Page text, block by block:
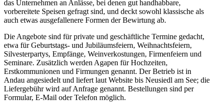
das Unternehmen an Anlässe, bei denen gut handhabbare,
vorbereitete Speisen gefragt sind, und deckt sowohl klassische als
auch etwas ausgefallenere Formen der Bewirtung ab.
Die Angebote sind für private und geschäftliche Termine gedacht,
etwa für Geburtstags- und Jubiläumsfeiern, Weihnachtsfeiern,
Silvesterpartys, Empfänge, Weinverkostungen, Firmenfeiern und
Seminare. Zusätzlich werden Agapen für Hochzeiten,
Erstkommunionen und Firmungen genannt. Der Betrieb ist in
Andau angesiedelt und liefert laut Website bis Neusiedl am See; die
Liefergebühr wird auf Anfrage genannt. Bestellungen sind per
Formular, E-Mail oder Telefon möglich.